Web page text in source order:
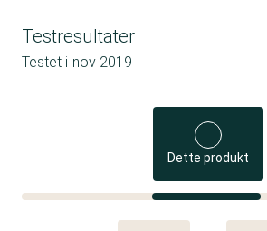
Testresultater
Testet i nov 2019
Dette produkt